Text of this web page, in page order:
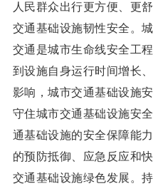
人民群众出行更方便、更
交通基础设施韧性安全。
交通是城市生命线安全工
到设施自身运行时间增长
影响，城市交通基础设施
守住城市交通基础设施安
通基础设施的安全保障能
的预防抵御、应急反应和
交通基础设施绿色发展。